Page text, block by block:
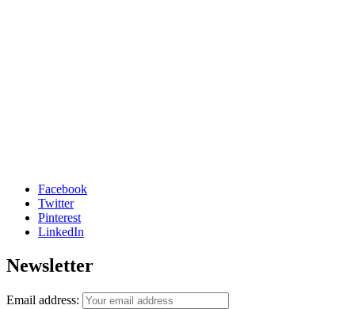
Facebook
Twitter
Pinterest
LinkedIn
Newsletter
Email address: